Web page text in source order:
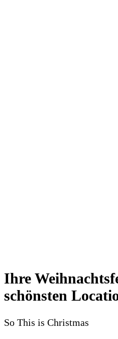
Ihre
schönsten
So This is Christmas